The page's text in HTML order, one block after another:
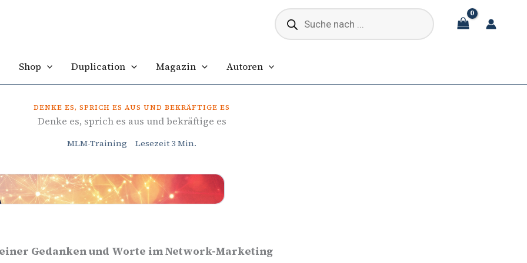
Products
search
Shop Duplication Magazin Autoren
DENKE ES, SPRICH ES AUS UND BEKRÄFTIGE ES
Denke es, sprich es aus und bekräftige es
MLM-Training Lesezeit 3 Min.
Gedanken und Worte im Network-Marketing